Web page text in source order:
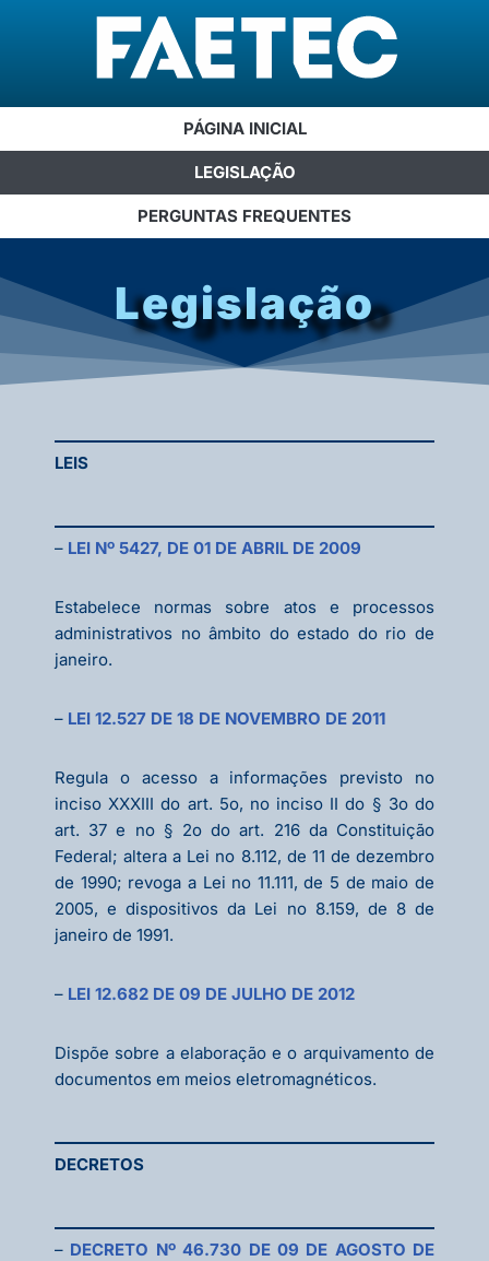
PÁGINA INICIAL
LEGISLAÇÃO
PERGUNTAS FREQUENTES
Legislação
LEIS
– LEI Nº 5427, DE 01 DE ABRIL DE 2009
Estabelece normas sobre atos e processos
administrativos no âmbito do estado do rio de
janeiro.
– LEI 12.527 DE 18 DE NOVEMBRO DE 2011
Regula o acesso a informações previsto no
inciso XXXIII do art. 5o, no inciso II do § 3o do
art. 37 e no § 2o do art. 216 da Constituição
Federal; altera a Lei no 8.112, de 11 de dezembro
de 1990; revoga a Lei no 11.111, de 5 de maio de
2005, e dispositivos da Lei no 8.159, de 8 de
janeiro de 1991.
– LEI 12.682 DE 09 DE JULHO DE 2012
Dispõe sobre a elaboração e o arquivamento de
documentos em meios eletromagnéticos.
DECRETOS
– DECRETO Nº 46.730 DE 09 DE AGOSTO DE